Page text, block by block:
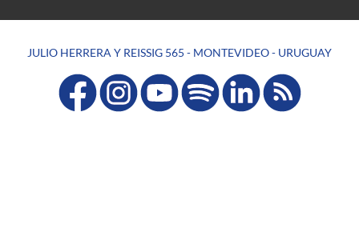
JULIO HERRERA Y REISSIG 565 - MONTEVIDEO - URUGUAY